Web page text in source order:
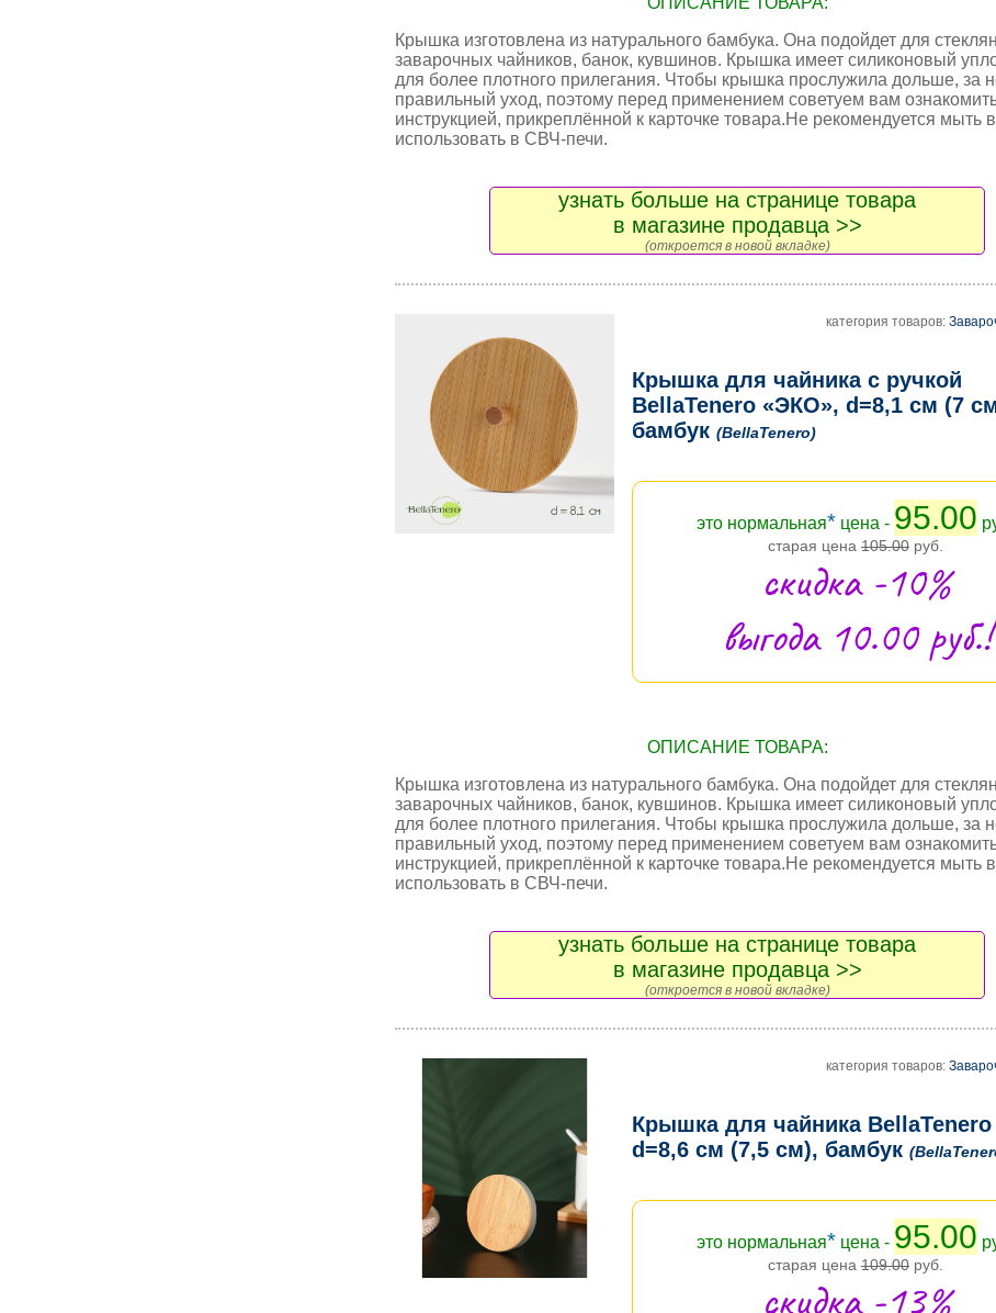
Крышка изготовлена из натурального бамбука. Она подойдет для
заварочных чайников, банок, кувшинов. Крышка имеет силиконовый
для более плотного прилегания. Чтобы крышка прослужила дольше, за
правильный уход, поэтому перед применением советуем вам
инструкцией, прикреплённой к карточке товара.Не рекомендуется
использовать в СВЧ-печи.
узнать больше на странице товара
в магазине продавца >>
(откроется в новой вкладке)
категория товаров:
Крышка для чайника с ручкой
BellaTenero «ЭКО», d=8,1 см (7
бамбук (BellaTenero)
это нормальная* цена - 95.00
старая цена 105.00 руб.
скидка -10%
выгода 10.00 руб.!
ОПИСАНИЕ ТОВАРА:
Крышка изготовлена из натурального бамбука. Она подойдет для
заварочных чайников, банок, кувшинов. Крышка имеет силиконовый
для более плотного прилегания. Чтобы крышка прослужила дольше, за
правильный уход, поэтому перед применением советуем вам
инструкцией, прикреплённой к карточке товара.Не рекомендуется
использовать в СВЧ-печи.
узнать больше на странице товара
в магазине продавца >>
(откроется в новой вкладке)
категория товаров:
Крышка для чайника
d=8,6 см (7,5 см), бамбук
это нормальная* цена - 95.00
старая цена 109.00 руб.
скидка -13%